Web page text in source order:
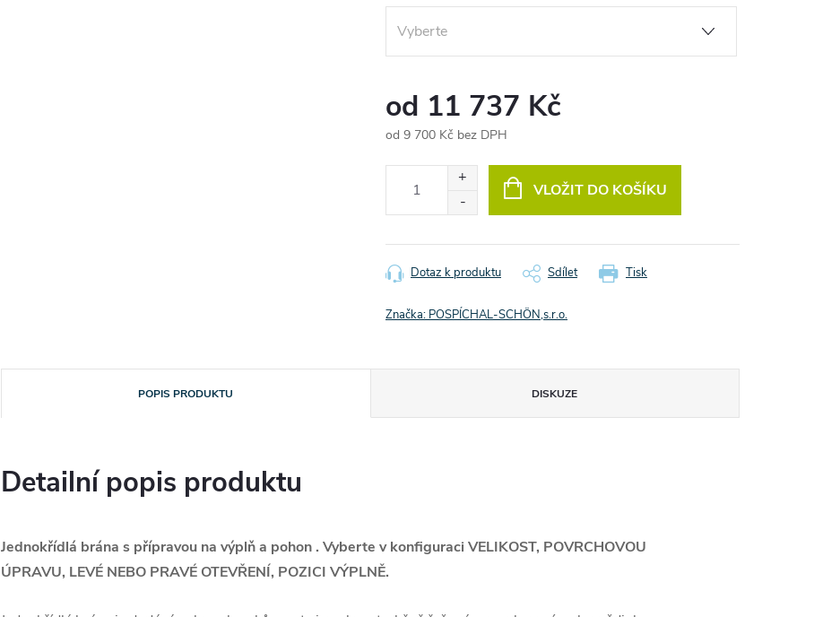
od 11 737 Kč
od 9 700 Kč bez DPH
VLOŽIT DO KOŠÍKU
Tisk
Dotaz k produktu Sdílet
Značka: POSPÍCHAL-SCHÖN,s.r.o.
POPIS PRODUKTU DISKUZE
Detailní popis produktu
Jednokřídlá brána s přípravou na výplň a pohon . Vyberte v konfiguraci VELIKOST, POVRCHOVOU
ÚPRAVU, LEVÉ NEBO PRAVÉ OTEVŘENÍ, POZICI VÝPLNĚ.